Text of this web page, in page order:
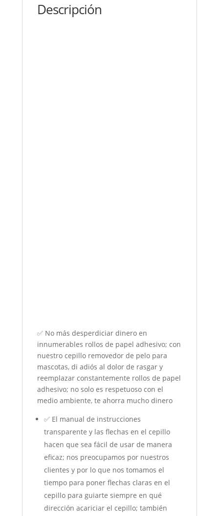
Descripción
✅ No más desperdiciar dinero en
innumerables rollos de papel adhesivo; con
nuestro cepillo removedor de pelo para
mascotas, di adiós al dolor de rasgar y
reemplazar constantemente rollos de papel
adhesivo; no solo es respetuoso con el
medio ambiente, te ahorra mucho dinero
✅ El manual de instrucciones
transparente y las flechas en el cepillo
hacen que sea fácil de usar de manera
eficaz; nos preocupamos por nuestros
clientes y por lo que nos tomamos el
tiempo para poner flechas claras en el
cepillo para guiarte siempre en qué
dirección acariciar el cepillo; también